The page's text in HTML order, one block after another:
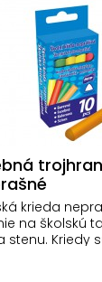
krieda
na školskú
stenu. Kriedy
- 2